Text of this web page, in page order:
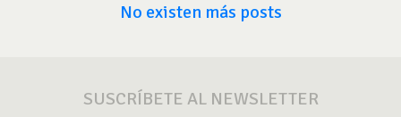
No existen más posts
SUSCRÍBETE AL NEWSLETTER